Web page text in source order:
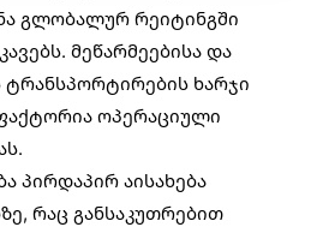
გლობალურ რეიტინგში
მეწარმეებისა და
ტრანსპორტირების ხარჯი
ოპერაციული
პირდაპირ აისახება
რაც განსაკუთრებით